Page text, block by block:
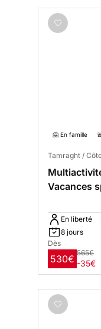
🤗 En famille
Tamraght /
Vacances
En liberté
8 jours
Dès
530€
565€
-35€